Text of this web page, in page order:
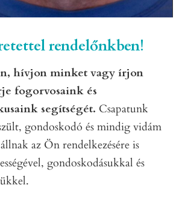
rendelőnkben!
hívjon minket vagy írjon
fogorvosaink és
segítségét. Csapatunk
gondoskodó és mindig vidám
az Ön rendelkezésére is
gondoskodásukkal és